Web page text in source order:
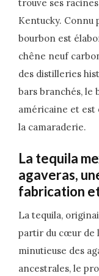
trouve ses
Kentucky. Connu
bourbon est
chêne neuf
des distilleries
bars branchés, le
américaine et
la camaraderie.
La tequila
agaveras,
fabrication
La tequila,
partir du cœur de
minutieuse des
ancestrales, le